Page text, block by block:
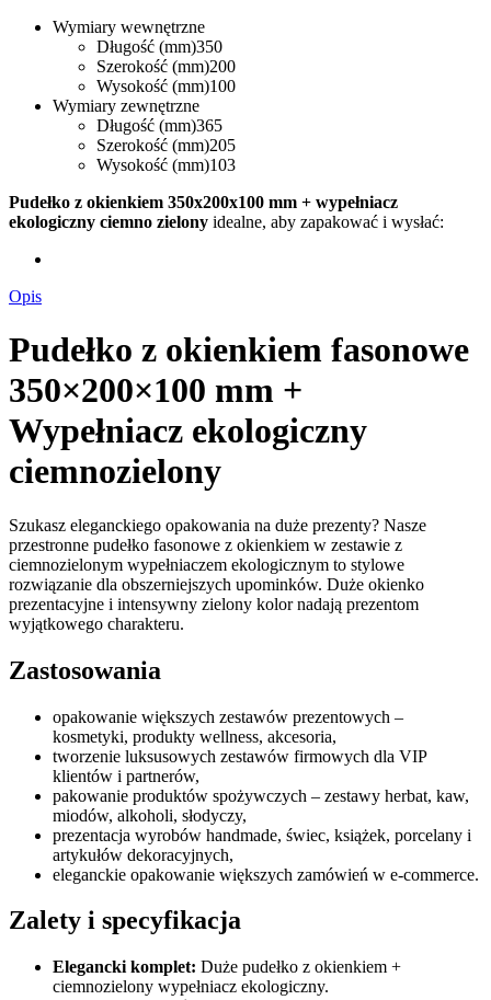
Wymiary wewnętrzne
Długość (mm)350
Szerokość (mm)200
Wysokość (mm)100
Wymiary zewnętrzne
Długość (mm)365
Szerokość (mm)205
Wysokość (mm)103
Pudełko z okienkiem 350x200x100 mm + wypełniacz
ekologiczny ciemno zielony idealne, aby zapakować i wysłać:
Opis
Pudełko z okienkiem fasonowe
350×200×100 mm +
Wypełniacz ekologiczny
ciemnozielony
Szukasz eleganckiego opakowania na duże prezenty? Nasze
przestronne pudełko fasonowe z okienkiem w zestawie z
ciemnozielonym wypełniaczem ekologicznym to stylowe
rozwiązanie dla obszerniejszych upominków. Duże okienko
prezentacyjne i intensywny zielony kolor nadają prezentom
wyjątkowego charakteru.
Zastosowania
opakowanie większych zestawów prezentowych –
kosmetyki, produkty wellness, akcesoria,
tworzenie luksusowych zestawów firmowych dla VIP
klientów i partnerów,
pakowanie produktów spożywczych – zestawy herbat, kaw,
miodów, alkoholi, słodyczy,
prezentacja wyrobów handmade, świec, książek, porcelany i
artykułów dekoracyjnych,
eleganckie opakowanie większych zamówień w e-commerce.
Zalety i specyfikacja
Elegancki komplet: Duże pudełko z okienkiem +
ciemnozielony wypełniacz ekologiczny.